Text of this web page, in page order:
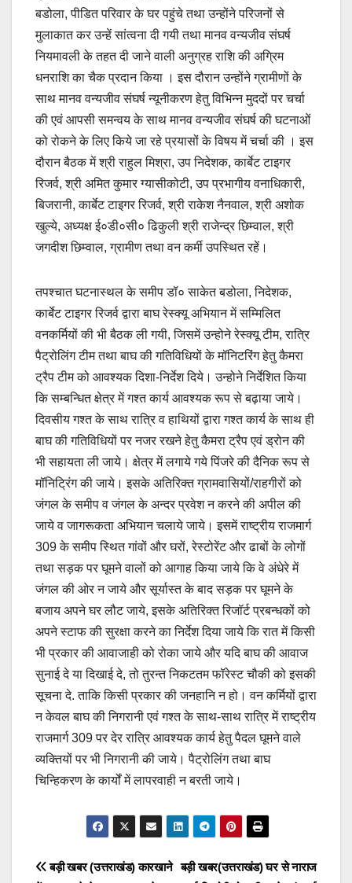
बडोला, पीडित परिवार के घर पहुंचे तथा उन्होंने परिजनों से
मुलाकात कर उन्हें सांत्वना दी गयी तथा मानव वन्यजीव संघर्ष
नियमावली के तहत दी जाने वाली अनुग्रह राशि की अग्रिम
धनराशि का चैक प्रदान किया । इस दौरान उन्होंने ग्रामीणों के
साथ मानव वन्यजीव संघर्ष न्यूनीकरण हेतु विभिन्न मुददों पर चर्चा
की एवं आपसी समन्वय के साथ मानव वन्यजीव संघर्ष की घटनाओं
को रोकने के लिए किये जा रहे प्रयासों के विषय में चर्चा की । इस
दौरान बैठक में श्री राहुल मिश्रा, उप निदेशक, कार्बेट टाइगर
रिजर्व, श्री अमित कुमार ग्यासीकोटी, उप प्रभागीय वनाधिकारी,
बिजरानी, कार्बेट टाइगर रिजर्व, श्री राकेश नैनवाल, श्री अशोक
खुल्ये, अध्यक्ष ई०डी०सी० ढिकुली श्री राजेन्द्र छिम्वाल, श्री
जगदीश छिम्वाल, ग्रामीण तथा वन कर्मी उपस्थित रहें।
तपश्चात घटनास्थल के समीप डॉ० साकेत बडोला, निदेशक,
कार्बेट टाइगर रिजर्व द्वारा बाघ रेस्क्यू अभियान में सम्मिलित
वनकर्मियों की भी बैठक ली गयी, जिसमें उन्होने रेस्क्यू टीम, रात्रि
पैट्रोलिंग टीम तथा बाघ की गतिविधियों के मॉनिटरिंग हेतु कैमरा
ट्रैप टीम को आवश्यक दिशा-निर्देश दिये। उन्होने निर्देशित किया
कि सम्बन्धित क्षेत्र में गश्त कार्य आवश्यक रूप से बढ़ाया जाये।
दिवसीय गश्त के साथ रात्रि व हाथियों द्वारा गश्त कार्य के साथ ही
बाघ की गतिविधियों पर नजर रखने हेतु कैमरा ट्रैप एवं ड्रोन की
भी सहायता ली जाये। क्षेत्र में लगाये गये पिंजरे की दैनिक रूप से
मॉनिट्रिंग की जाये। इसके अतिरिक्त ग्रामवासियों/राहगीरों को
जंगल के समीप व जंगल के अन्दर प्रवेश न करने की अपील की
जाये व जागरूकता अभियान चलाये जाये। इसमें राष्ट्रीय राजमार्ग
309 के समीप स्थित गांवों और घरों, रेस्टोरेंट और ढाबों के लोगों
तथा सड़क पर घूमने वालों को आगाह किया जाये कि वे अंधेरे में
जंगल की ओर न जाये और सूर्यास्त के बाद सड़क पर घूमने के
बजाय अपने घर लौट जाये, इसके अतिरिक्त रिजॉर्ट प्रबन्धकों को
अपने स्टाफ की सुरक्षा करने का निर्देश दिया जाये कि रात में किसी
भी प्रकार की आवाजाही को रोका जाये और यदि बाघ की आवाज
सुनाई दे या दिखाई दे, तो तुरन्त निकटतम फॉरेस्ट चौकी को इसकी
सूचना दे. ताकि किसी प्रकार की जनहानि न हो। वन कर्मियों द्वारा
न केवल बाघ की निगरानी एवं गश्त के साथ-साथ रात्रि में राष्ट्रीय
राजमार्ग 309 पर देर रात्रि आवश्यक कार्य हेतु पैदल घूमने वाले
व्यक्तियों पर भी निगरानी की जाये। पैट्रोलिंग तथा बाघ
चिन्हिकरण के कार्यों में लापरवाही न बरती जाये।
Post
बड़ी खबर(उत्तराखंड) घर से नाराज
बड़ी खबर (उत्तराखंड) कारखाने